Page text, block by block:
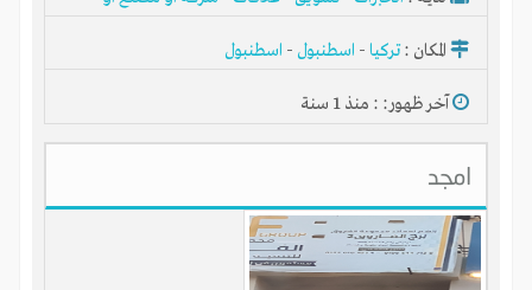
المكان :تركيا- اسطنبول - اسطنبول
آخر ظهور: : منذ 1 سنة
امجد